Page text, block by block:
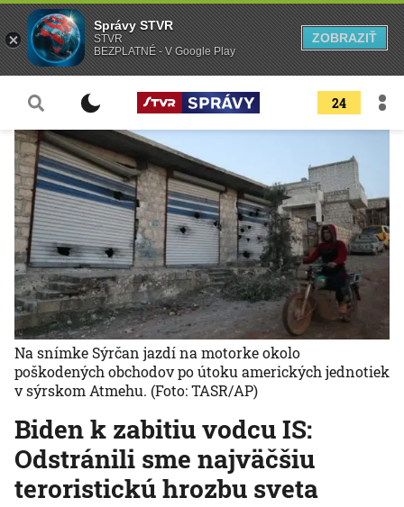
24
Biden k zabitiu vodcu IS:
Odstránili sme najväčšiu
teroristickú hrozbu sveta
Na snímke Sýrčan jazdí na motorke okolo
poškodených obchodov po útoku amerických jednotiek
v sýrskom Atmehu. (Foto: TASR/AP)
Správy STVR
STVR
BEZPLATNÉ - V Google Play
ZOBRAZIŤ